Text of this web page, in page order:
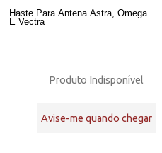
Haste Para Antena Astra, Omega
E Vectra
Produto Indisponível
Avise-me quando chegar